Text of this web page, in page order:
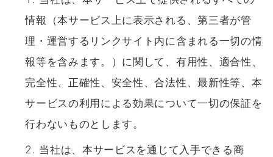
情報（本サービス上に表示される、第三者が管
理・運営するリンクサイト内に含まれる一切の情
報等を含みます。）に関して、有用性、適合性、
完全性、正確性、安全性、合法性、最新性等、本
サービスの利用による効果について一切の保証を
行わないものとします。
当社は、本サービスを通じて入手できる商